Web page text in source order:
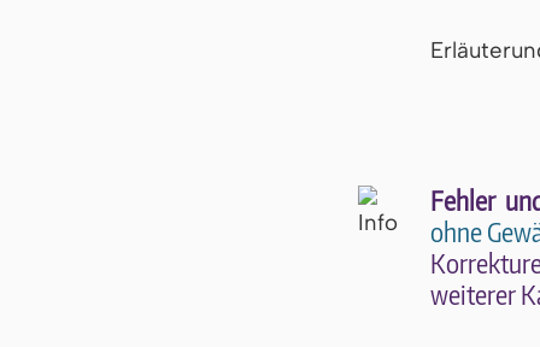
Fehler
ohne
wei­te­rer